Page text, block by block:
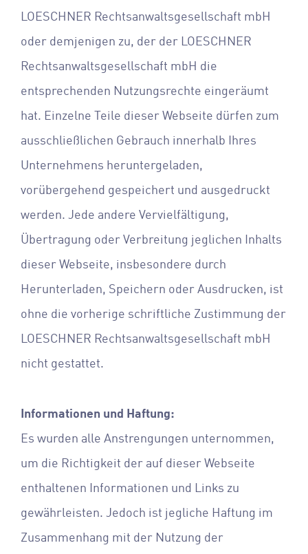
LOESCHNER Rechtsanwaltsgesellschaft mbH
oder demjenigen zu, der der LOESCHNER
Rechtsanwaltsgesellschaft mbH die
entsprechenden Nutzungsrechte eingeräumt
hat. Einzelne Teile dieser Webseite dürfen zum
ausschließlichen Gebrauch innerhalb Ihres
Unternehmens heruntergeladen,
vorübergehend gespeichert und ausgedruckt
werden. Jede andere Vervielfältigung,
Übertragung oder Verbreitung jeglichen Inhalts
dieser Webseite, insbesondere durch
Herunterladen, Speichern oder Ausdrucken, ist
ohne die vorherige schriftliche Zustimmung der
LOESCHNER Rechtsanwaltsgesellschaft mbH
nicht gestattet.
Informationen und Haftung:
Es wurden alle Anstrengungen unternommen,
um die Richtigkeit der auf dieser Webseite
enthaltenen Informationen und Links zu
gewährleisten. Jedoch ist jegliche Haftung im
Zusammenhang mit der Nutzung der